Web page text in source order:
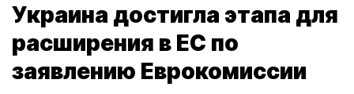
Украина достигла этапа для
расширения в ЕС по
заявлению Еврокомиссии